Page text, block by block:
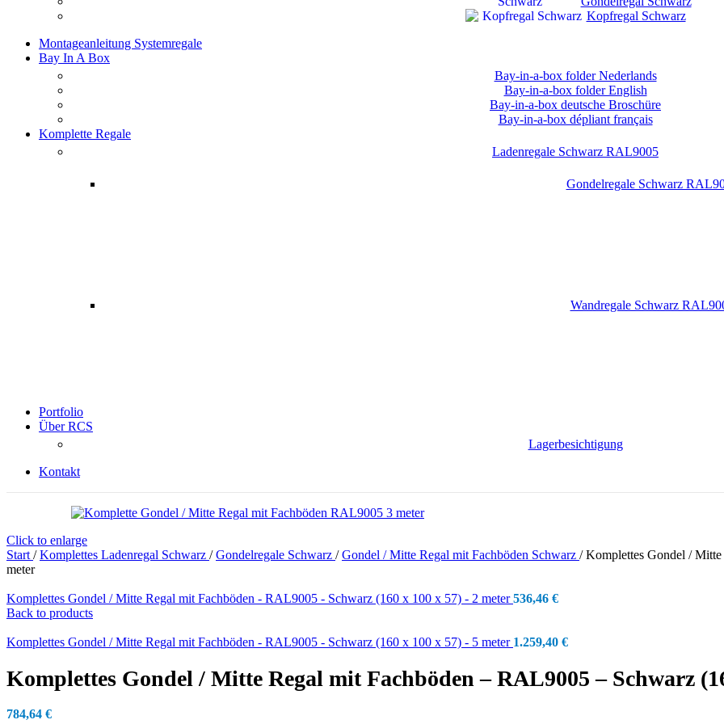
Kopfregal Schwarz
Montageanleitung Systemregale
Bay In A Box
Bay-in-a-box folder Nederlands
Bay-in-a-box folder English
Bay-in-a-box deutsche Broschüre
Bay-in-a-box dépliant français
Komplette Regale
Ladenregale Schwarz RAL9005
Gondelregale Schwarz
Wandregale Schwarz
Portfolio
Über RCS
Lagerbesichtigung
Kontakt
Click to enlarge
Start / Komplettes Ladenregal Schwarz / Gondelregale Schwarz / Gondel / Mitte Regal mit Fachböden Schwarz / Komplettes Gondel /
meter
Komplettes Gondel / Mitte Regal mit Fachböden - RAL9005 - Schwarz (160 x 100 x 57) - 2 meter536,46 €
Back to products
Komplettes Gondel / Mitte Regal mit Fachböden - RAL9005 - Schwarz (160 x 100 x 57) - 5 meter 1.259,40 €
Komplettes Gondel / Mitte Regal mit Fachböden – RAL9005 – Schwarz
784,64 €